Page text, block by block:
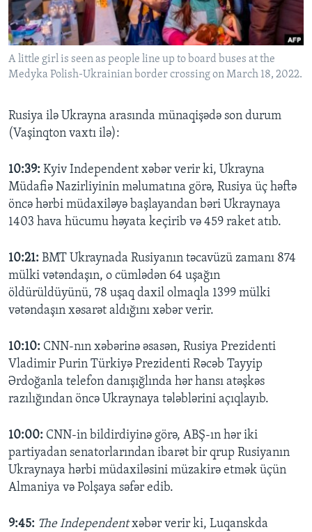
BIZI IZLƏYIN
A little girl is seen as people line up to board buses at the
Medyka Polish-Ukrainian border crossing on March 18, 2022.
Rusiya ilə Ukrayna arasında münaqişədə son durum
(Vaşinqton vaxtı ilə):
10:39: Kyiv Independent xəbər verir ki, Ukrayna
Müdafiə Nazirliyinin məlumatına görə, Rusiya üç həftə
öncə hərbi müdaxiləyə başlayandan bəri Ukraynaya
1403 hava hücumu həyata keçirib və 459 raket atıb.
10:21: BMT Ukraynada Rusiyanın təcavüzü zamanı 874
mülki vətəndaşın, o cümlədən 64 uşağın
öldürüldüyünü, 78 uşaq daxil olmaqla 1399 mülki
vətəndaşın xəsarət aldığını xəbər verir.
10:10: CNN-nın xəbərinə əsasən, Rusiya Prezidenti
Vladimir Purin Türkiyə Prezidenti Rəcəb Tayyip
Ərdoğanla telefon danışığlında hər hansı atəşkəs
razılığından öncə Ukraynaya tələblərini açıqlayıb.
10:00: CNN-in bildirdiyinə görə, ABŞ-ın hər iki
partiyadan senatorlarından ibarət bir qrup Rusiyanın
Ukraynaya hərbi müdaxiləsini müzakirə etmək üçün
Almaniya və Polşaya səfər edib.
9:45: The Independentxəbər verir ki, Luqanskda